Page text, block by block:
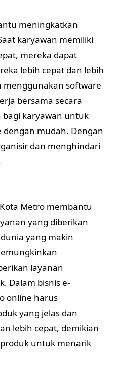
meningkatkan
karyawan memiliki
mereka dapat
lebih cepat dan lebih
menggunakan software
bersama secara
karyawan untuk
mudah. Dengan
dan menghindari
Metro membantu
yang diberikan
yang makin
layanan
Dalam bisnis e-
online harus
yang jelas dan
lebih cepat, demikian
untuk menarik